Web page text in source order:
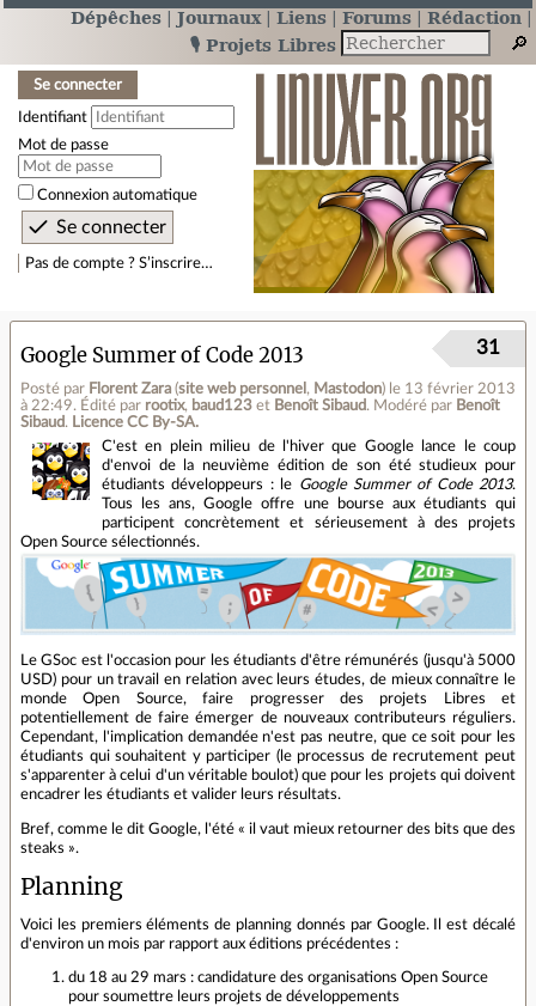
Dépêches Journaux Liens Forums
Rédaction
🎙️ Projets Libres
Se connecter
Identifiant
Mot de passe
Connexion automatique
Pas de compte ? S’inscrire…
Google Summer of Code 2013
Posté par Florent Zara (site web personnel , Mastodon) le 13 février 2013
à 22:49. Édité par rootix, baud123 et Benoît Sibaud. Modéré par Benoît
Sibaud. Licence CC By‑SA.
31
C'est en plein milieu de l'hiver que Google lance le coup
d'envoi de la neuvième édition de son été studieux pour
étudiants développeurs : le Google Summer of Code 2013.
Tous les ans, Google offre une bourse aux étudiants qui
participent concrètement et sérieusement à des projets
Open Source sélectionnés.
Le GSoc est l'occasion pour les étudiants d'être rémunérés (jusqu'à 5000
USD) pour un travail en relation avec leurs études, de mieux connaître le
monde Open Source, faire progresser des projets Libres et
potentiellement de faire émerger de nouveaux contributeurs réguliers.
Cependant, l'implication demandée n'est pas neutre, que ce soit pour les
étudiants qui souhaitent y participer (le processus de recrutement peut
s'apparenter à celui d'un véritable boulot) que pour les projets qui doivent
encadrer les étudiants et valider leurs résultats.
Bref, comme le dit Google, l'été « il vaut mieux retourner des bits que des
steaks ».
Planning
Voici les premiers éléments de planning donnés par Google. Il est décalé
d'environ un mois par rapport aux éditions précédentes :
du 18 au 29 mars : candidature des organisations Open Source
pour soumettre leurs projets de développements